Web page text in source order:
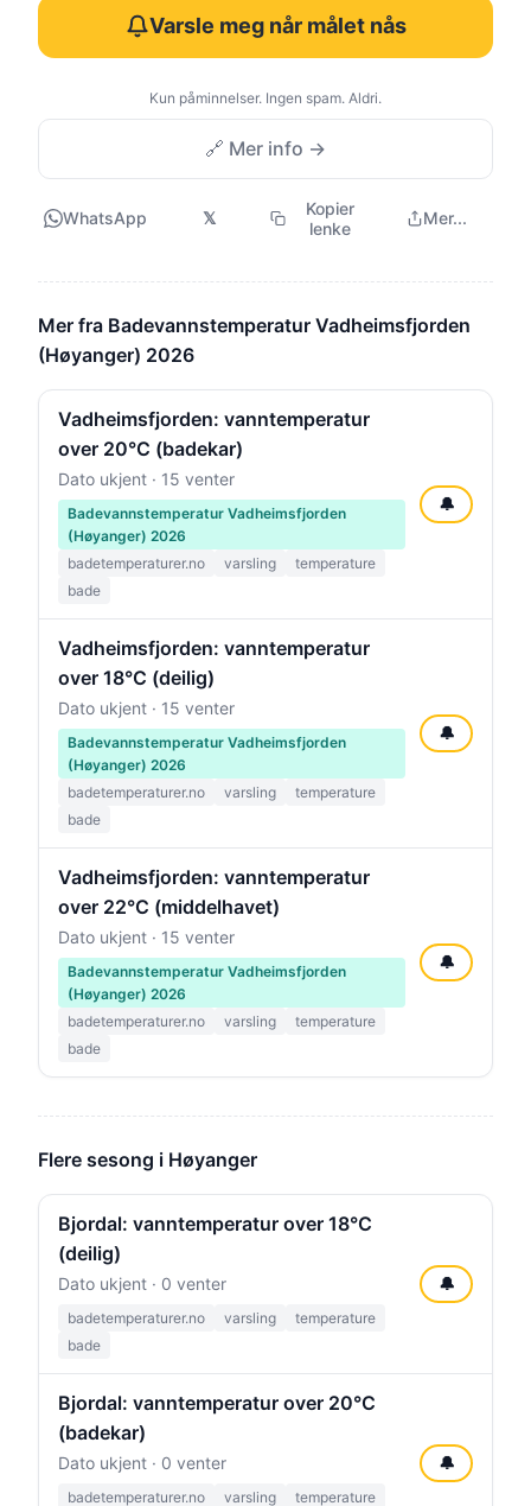
Varsle meg når målet nås
Kun påminnelser. Ingen spam. Aldri.
🔗 Mer info →
WhatsApp 𝕏
Kopier
lenke
Mer...
Mer fra Badevannstemperatur Vadheimsfjorden
(Høyanger) 2026
Vadheimsfjorden: vanntemperatur
over 20°C (badekar)
Dato ukjent · 15 venter
Badevannstemperatur Vadheimsfjorden
(Høyanger) 2026
badetemperaturer.no
varsling
temperature
bade
🔔
Vadheimsfjorden: vanntemperatur
over 18°C (deilig)
Dato ukjent · 15 venter
Badevannstemperatur Vadheimsfjorden
(Høyanger) 2026
badetemperaturer.no
varsling
temperature
bade
🔔
Vadheimsfjorden: vanntemperatur
over 22°C (middelhavet)
Dato ukjent · 15 venter
Badevannstemperatur Vadheimsfjorden
(Høyanger) 2026
badetemperaturer.no
varsling
temperature
bade
🔔
Flere sesong i Høyanger
Bjordal: vanntemperatur over 18°C
(deilig)
Dato ukjent · 0 venter
badetemperaturer.no varsling
temperature
bade
🔔
Bjordal: vanntemperatur over 20°C
(badekar)
Dato ukjent · 0 venter
badetemperaturer.no varsling
temperature
🔔